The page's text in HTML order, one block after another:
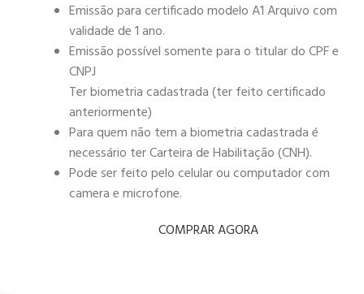
Emissão para certificado modelo A1 Arquivo com
validade de 1 ano.
Emissão possível somente para o titular do CPF e
CNPJ
Ter biometria cadastrada (ter feito certificado
anteriormente)
Para quem não tem a biometria cadastrada é
necessário ter Carteira de Habilitação (CNH).
Pode ser feito pelo celular ou computador com
camera e microfone.
COMPRAR AGORA